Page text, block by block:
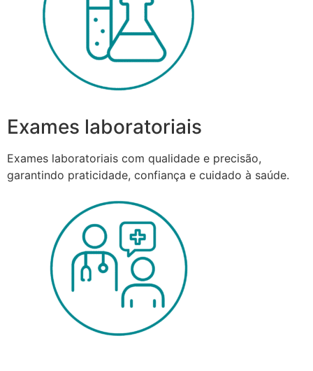
Exames laboratoriais
Exames laboratoriais com qualidade e precisão,
garantindo praticidade, confiança e cuidado à saúde.